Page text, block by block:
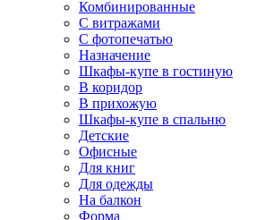
Комбинированные
С витражами
С фотопечатью
Назначение
Шкафы-купе в гостиную
В коридор
В прихожую
Шкафы-купе в спальню
Детские
Офисные
Для книг
Для одежды
На балкон
Форма